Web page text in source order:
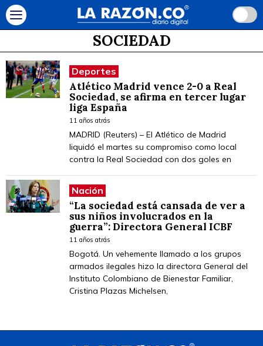
SOCIEDAD
Deportes
Atlético Madrid vence 2-0 a Real
Sociedad, se afirma en tercer lugar
liga España
11 años atrás
MADRID (Reuters) – El Atlético de Madrid
liquidó el martes su compromiso como local
contra la Real Sociedad con dos goles en
Nación
“La sociedad está cansada de ver a
sus niños involucrados en la
guerra”: Directora General ICBF
11 años atrás
Bogotá. Un vehemente llamado a los grupos
armados ilegales hizo la directora General del
Instituto Colombiano de Bienestar Familiar,
Cristina Plazas Michelsen,